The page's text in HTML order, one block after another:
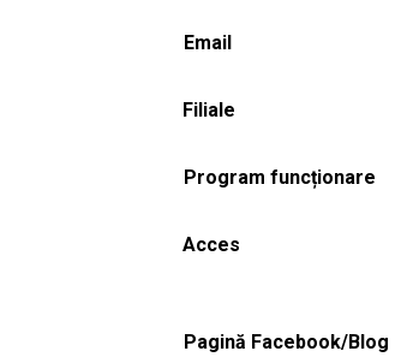
Email
Filiale
Program funcționare
Acces
Pagină Facebook/Blog